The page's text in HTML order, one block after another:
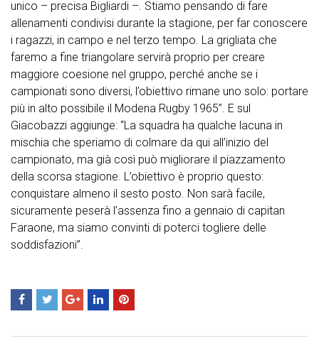
unico – precisa Bigliardi –. Stiamo pensando di fare
allenamenti condivisi durante la stagione, per far conoscere
i ragazzi, in campo e nel terzo tempo. La grigliata che
faremo a fine triangolare servirà proprio per creare
maggiore coesione nel gruppo, perché anche se i
campionati sono diversi, l’obiettivo rimane uno solo: portare
più in alto possibile il Modena Rugby 1965”. E sul
Giacobazzi aggiunge: “La squadra ha qualche lacuna in
mischia che speriamo di colmare da qui all’inizio del
campionato, ma già così può migliorare il piazzamento
della scorsa stagione. L’obiettivo è proprio questo:
conquistare almeno il sesto posto. Non sarà facile,
sicuramente peserà l’assenza fino a gennaio di capitan
Faraone, ma siamo convinti di poterci togliere delle
soddisfazioni”.